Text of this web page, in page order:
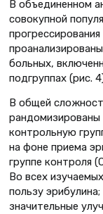
В объединенном
совокупной
больных,
подгруппах (рис.
В общей
рандомизированы
контрольную
на фоне приема
группе контроля
Во всех
пользу
значительные